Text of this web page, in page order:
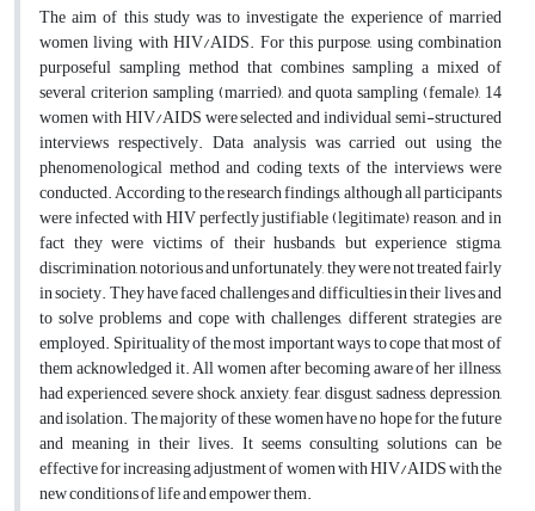
The aim of this study was to investigate the experience of married
women living with HIV/AIDS. For this purpose, using combination
purposeful sampling method that combines sampling a mixed of
several criterion sampling (married), and quota sampling (female), 14
women with HIV/AIDS were selected and individual semi-structured
interviews respectively. Data analysis was carried out using the
phenomenological method and coding texts of the interviews were
conducted. According to the research findings, although all participants
were infected with HIV perfectly justifiable (legitimate) reason, and in
fact they were victims of their husbands, but experience stigma,
discrimination, notorious and unfortunately, they were not treated fairly
in society. They have faced challenges and difficulties in their lives and
to solve problems and cope with challenges, different strategies are
employed. Spirituality of the most important ways to cope that most of
them acknowledged it. All women after becoming aware of her illness,
had experienced, severe shock, anxiety, fear, disgust, sadness, depression,
and isolation. The majority of these women have no hope for the future
and meaning in their lives. It seems consulting solutions can be
effective for increasing adjustment of women with HIV/AIDS with the
new conditions of life and empower them.